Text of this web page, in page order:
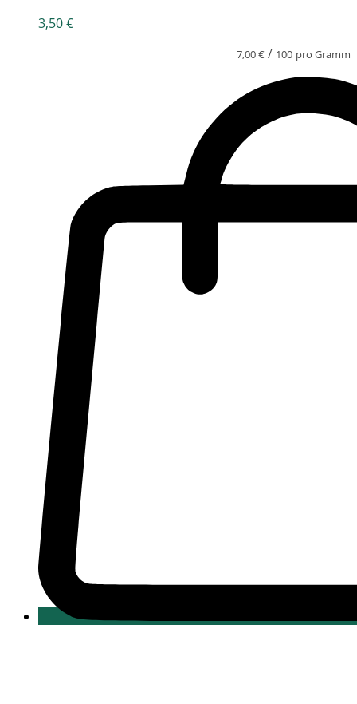
3,50€
7,00€ / 100 pro Gramm